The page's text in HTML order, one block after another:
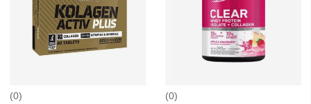
0 0